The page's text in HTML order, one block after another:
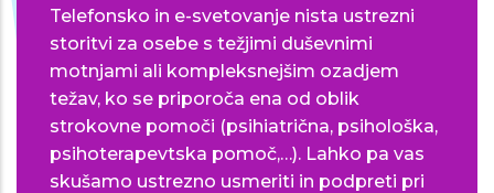
Telefonsko in e-svetovanje nista ustrezni
storitvi za osebe s težjimi duševnimi
motnjami ali kompleksnejšim ozadjem
težav, ko se priporoča ena od oblik
strokovne pomoči (psihiatrična, psihološka,
psihoterapevtska pomoč,…). Lahko pa vas
skušamo ustrezno usmeriti in podpreti pri